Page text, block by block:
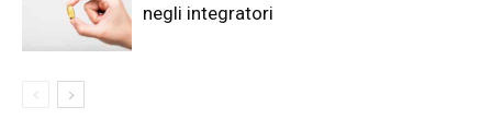
negli integratori